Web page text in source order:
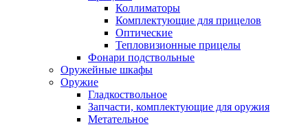
Коллиматоры
Комплектующие для прицелов
Оптические
Тепловизионные прицелы
Фонари подствольные
Оружейные шкафы
Оружие
Гладкоствольное
Запчасти, комплектующие для оружия
Метательное